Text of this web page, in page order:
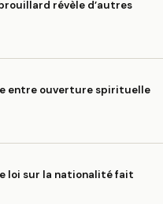
révèle d’autres
entre ouverture spirituelle
loi sur la nationalité fait